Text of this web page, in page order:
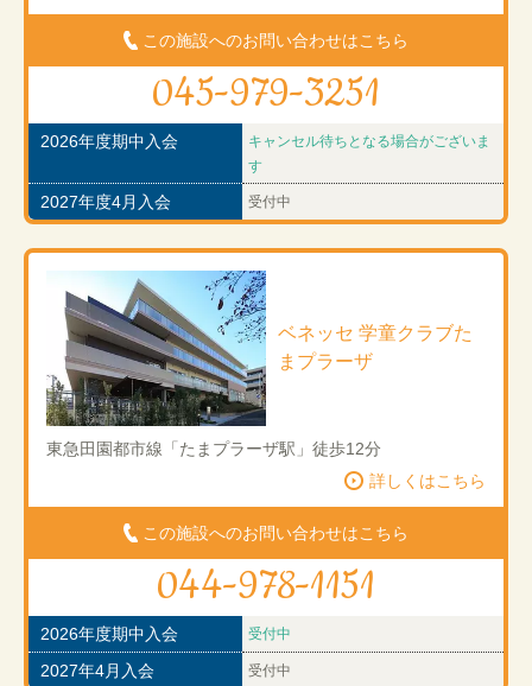
この施設へのお問い合わせはこちら
045-979-3251
2026年度期中入会
キャンセル待ちとなる場合がございま
す
2027年度4月入会 受付中
ベネッセ 学童クラブた
まプラーザ
東急田園都市線「たまプラーザ駅」徒歩12分
詳しくはこちら
この施設へのお問い合わせはこちら
044-978-1151
2026年度期中入会 受付中
2027年4月入会 受付中